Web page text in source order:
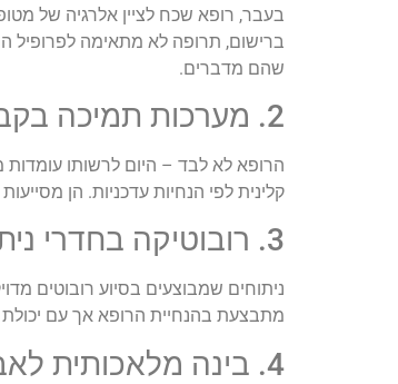
בעבר, רופא שכח לציין אלרגיה של
ברישום, תרופה לא מתאימה לפרופיל
שהם מדברים.
2. מערכות תמיכה בקבלת החלטות רפואיות (CDSS)
הרופא לא לבד – היום לרשותו
קלינית לפי הנחיות עדכניות. הן
3. רובוטיקה בחדרי ניתוח
ניתוחים שמבוצעים בסיוע רובוטים
מתבצעת בהנחיית הרופא אך עם יכולת
4. בינה מלאכותית לאבחון רפואי